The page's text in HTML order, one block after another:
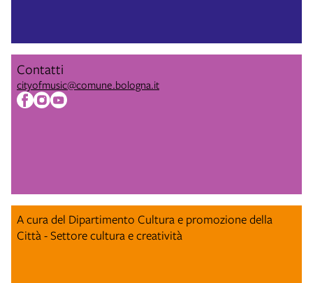
Contatti
cityofmusic@comune.bologna.it
A cura del Dipartimento Cultura e promozione della
Città - Settore cultura e creatività